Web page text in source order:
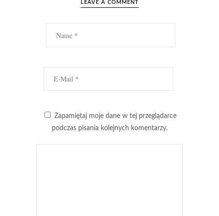
LEAVE A COMMENT
Zapamiętaj moje dane w tej przeglądarce
podczas pisania kolejnych komentarzy.